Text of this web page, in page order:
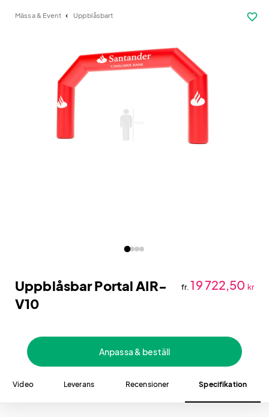
Mässa & Event Uppblåsbart favorite_border
Uppblåsbar Portal AIR-
V10
fr. 19 722,50 kr
Anpassa & beställ
Video Leverans Recensioner Specifikation